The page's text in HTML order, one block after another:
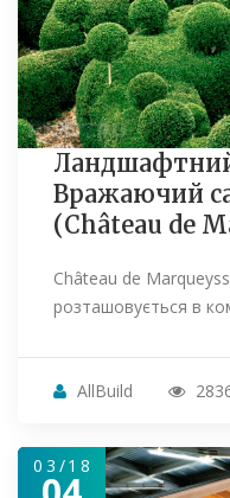
Вражаючий
(Château de
Château de
розташовується в
AllBuild
03/18